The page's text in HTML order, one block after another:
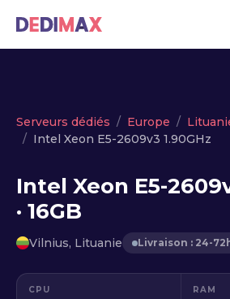
Cloud
VPS
API
Serveurs dédiés Europe
Intel Xeon E5-2609v3 1.90GHz
Intel Xeon E5-
· 16GB
Vilnius, Lituanie Livraison : 24-
CPU RAM